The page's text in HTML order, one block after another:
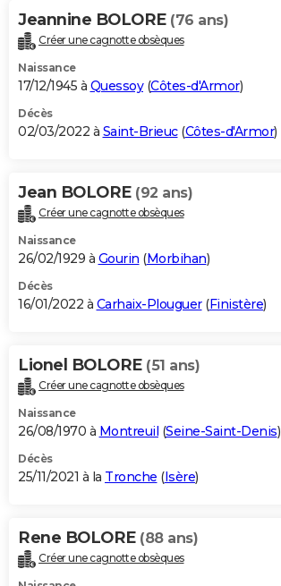
Jeannine BOLORE (76 ans)
Créer une cagnotte obsèques
Naissance
17/12/1945 à Quessoy(Côtes-d'Armor)
Décès
02/03/2022 à Saint-Brieuc(Côtes-d'Armor)
Jean BOLORE (92 ans)
Créer une cagnotte obsèques
Naissance
26/02/1929 à Gourin (Morbihan)
Décès
16/01/2022 à Carhaix-Plouguer(Finistère)
Lionel BOLORE (51 ans)
Créer une cagnotte obsèques
Naissance
26/08/1970 à Montreuil (Seine-Saint-Denis)
Décès
25/11/2021 à la Tronche (Isère)
Rene BOLORE (88 ans)
Créer une cagnotte obsèques